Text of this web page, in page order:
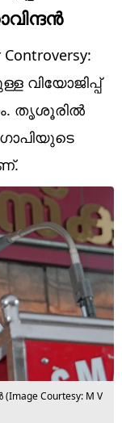
വിയോജിപ്പ്
തൃശൂരിൽ
Courtesy: M V